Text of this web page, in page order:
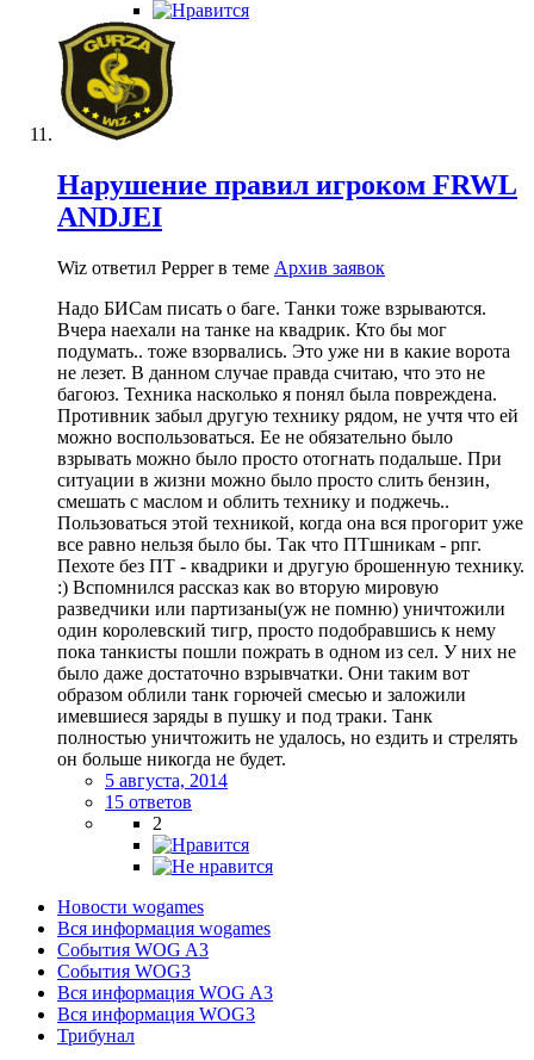
Нарушение правил игроком FRWL
ANDJEI
Wiz ответил Pepper в теме Архив заявок
Надо БИСам писать о баге. Танки тоже взрываются.
Вчера наехали на танке на квадрик. Кто бы мог
подумать.. тоже взорвались. Это уже ни в какие ворота
не лезет. В данном случае правда считаю, что это не
багоюз. Техника насколько я понял была повреждена.
Противник забыл другую технику рядом, не учтя что ей
можно воспользоваться. Ее не обязательно было
взрывать можно было просто отогнать подальше. При
ситуации в жизни можно было просто слить бензин,
смешать с маслом и облить технику и поджечь..
Пользоваться этой техникой, когда она вся прогорит уже
все равно нельзя было бы. Так что ПТшникам - рпг.
Пехоте без ПТ - квадрики и другую брошенную технику.
:) Вспомнился рассказ как во вторую мировую
разведчики или партизаны(уж не помню) уничтожили
один королевский тигр, просто подобравшись к нему
пока танкисты пошли пожрать в одном из сел. У них не
было даже достаточно взрывчатки. Они таким вот
образом облили танк горючей смесью и заложили
имевшиеся заряды в пушку и под траки. Танк
полностью уничтожить не удалось, но ездить и стрелять
он больше никогда не будет.
5 августа, 2014
15 ответов
2
Новости wogames
Вся информация wogames
События WOG A3
События WOG3
Вся информация WOG A3
Вся информация WOG3
Трибунал